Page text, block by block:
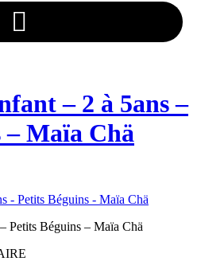
– 2 à 5ans –
– Maïa Chä
Petits Béguins – Maïa Chä